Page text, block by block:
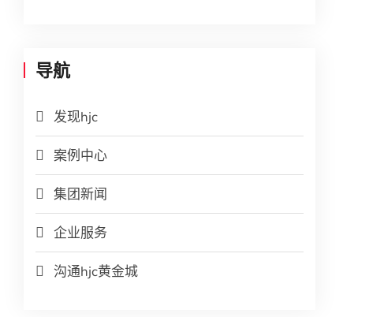
导航
发现hjc
案例中心
集团新闻
企业服务
沟通hjc黄金城